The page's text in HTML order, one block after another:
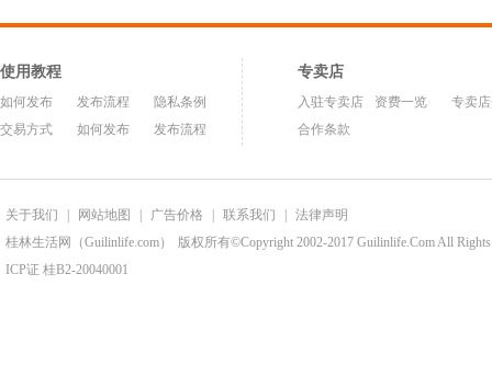
使用教程
如何发布 发布流程
隐私条例
交易方式
如何发布 发布流程
专卖店
入驻专卖店 资费一览
专卖
合作条款
关于我们 网站地图 广告价格 联系我们
法律声明
桂林生活网（Guilinlife.com）
版权所有©Copyright 2002-2017 Guilinlife.Com All Rights
ICP证 桂B2-20040001